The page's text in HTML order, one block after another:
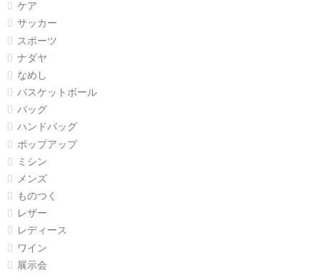
ケア
サッカー
スポーツ
ナダヤ
なめし
バスケットボール
バッグ
ハンドバッグ
ポップアップ
ミシン
メンズ
ものつく
レザー
レディース
ワイン
展示会